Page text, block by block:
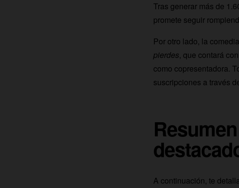
Tras generar más de
promete seguir
Por otro lado, la
pierdes, que contará
como copresentadora.
suscripciones a través
A continuación, te